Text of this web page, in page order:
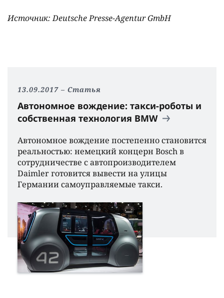
Источник: Deutsche Presse-Agentur GmbH
13.09.2017 Статья
Автономное вождение: такси-роботы и
собственная технология BMW
Автономное вождение постепенно становится
реальностью: немецкий концерн Bosch в
сотрудничестве с автопроизводителем
Daimler готовится вывести на улицы
Германии самоуправляемые такси.